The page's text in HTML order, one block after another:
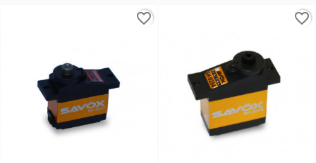
favorite_border favorite_border